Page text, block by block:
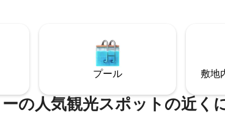
ラ/ジャイプールへの移
。 ユニットは3
エレベーターでアク
べての窓にはグリルが
Wi-Fiを提供してい
どの主要な観光スポットに
レクトシティモール、GK
ャットなどのショッピングハブ
の駅から5分 空港から
プール 敷地
の人気観光スポットの近く